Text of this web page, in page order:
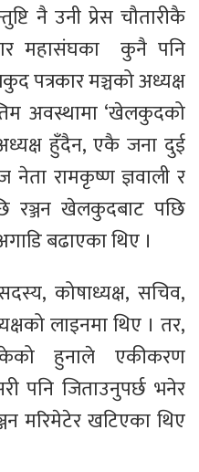
नै उनी प्रेस चौतारीकै
महासंघका कुनै पनि
पत्रकार मञ्चको अध्यक्ष
अवस्थामा ‘खेलकुदको
हुँदैन, एकै जना दुई
नेता रामकृष्ण ज्ञवाली र
रञ्जन खेलकुदबाट पछि
बढाएका थिए ।
कोषाध्यक्ष, सचिव,
लाइनमा थिए । तर,
हुनाले एकीकरण
पनि जिताउनुपर्छ भनेर
मरिमेटेर खटिएका थिए